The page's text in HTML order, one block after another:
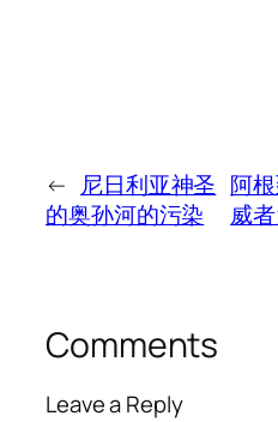
← 尼日利亚神圣
的奥孙河的污染
阿
威
Comments
Leave a Reply